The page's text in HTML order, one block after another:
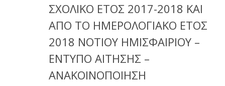
ΣΧΟΛΙΚΟ ΕΤΟΣ 2017-2018 KAI
ΑΠΟ ΤΟ ΗΜΕΡΟΛΟΓΙΑΚΟ ΕΤΟΣ
2018 ΝΟΤΙΟΥ ΗΜΙΣΦΑΙΡΙΟΥ –
ΕΝΤΥΠΟ ΑΙΤΗΣΗΣ –
ΑΝΑΚΟΙΝΟΠΟΙΗΣΗ